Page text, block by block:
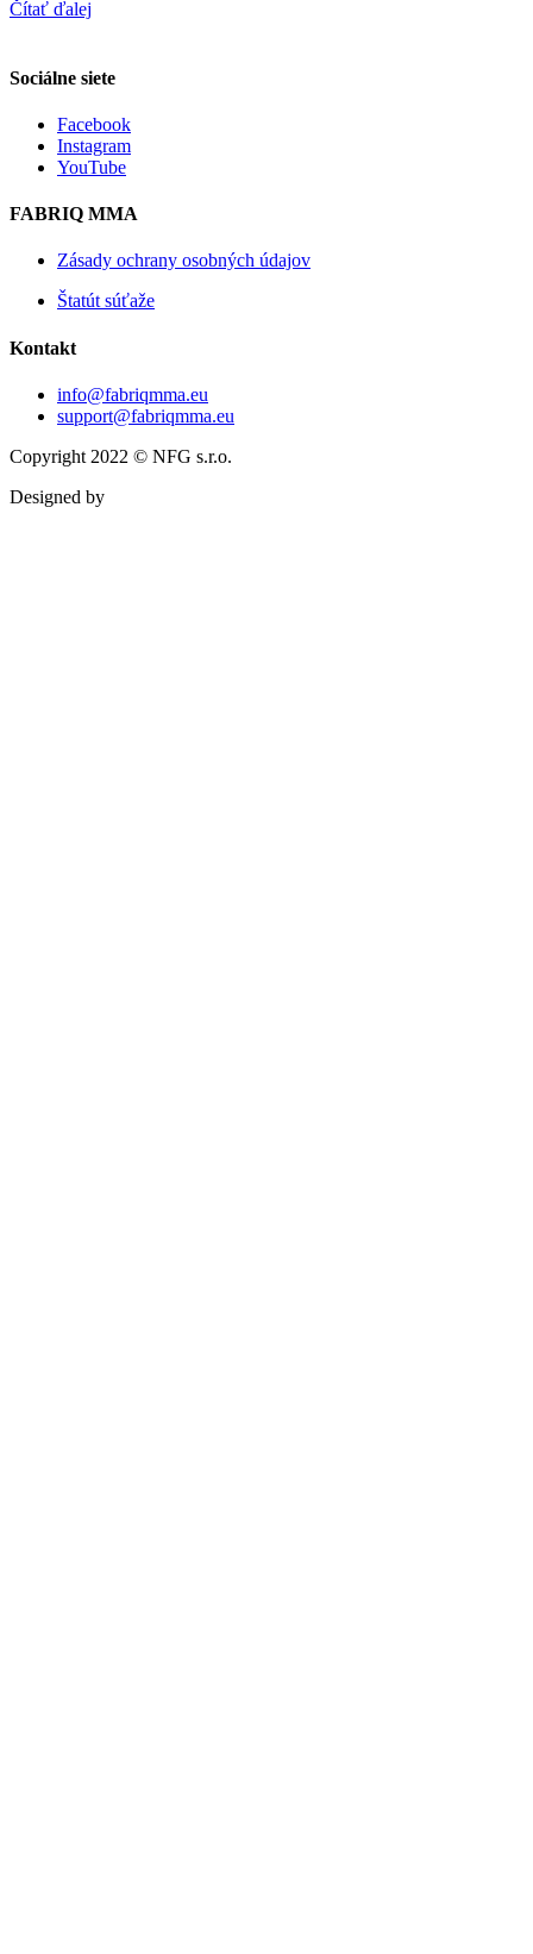
Čítať ďalej
Sociálne siete
Facebook
Instagram
YouTube
FABRIQ MMA
Zásady ochrany osobných údajov
Štatút súťaže
Kontakt
info@fabriqmma.eu
support@fabriqmma.eu
Copyright 2022 © NFG s.r.o.
Designed by